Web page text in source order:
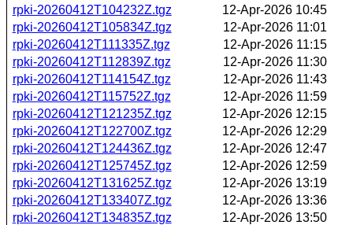
rpki-20260412T104232Z.tgz
12-Apr-2026 10:45
rpki-20260412T105834Z.tgz
12-Apr-2026 11:01
rpki-20260412T111335Z.tgz
12-Apr-2026 11:15
rpki-20260412T112839Z.tgz
12-Apr-2026 11:30
rpki-20260412T114154Z.tgz
12-Apr-2026 11:43
rpki-20260412T115752Z.tgz
12-Apr-2026 11:59
rpki-20260412T121235Z.tgz
12-Apr-2026 12:15
rpki-20260412T122700Z.tgz
12-Apr-2026 12:29
rpki-20260412T124436Z.tgz
12-Apr-2026 12:47
rpki-20260412T125745Z.tgz
12-Apr-2026 12:59
rpki-20260412T131625Z.tgz
12-Apr-2026 13:19
rpki-20260412T133407Z.tgz
12-Apr-2026 13:36
rpki-20260412T134835Z.tgz
12-Apr-2026 13:50